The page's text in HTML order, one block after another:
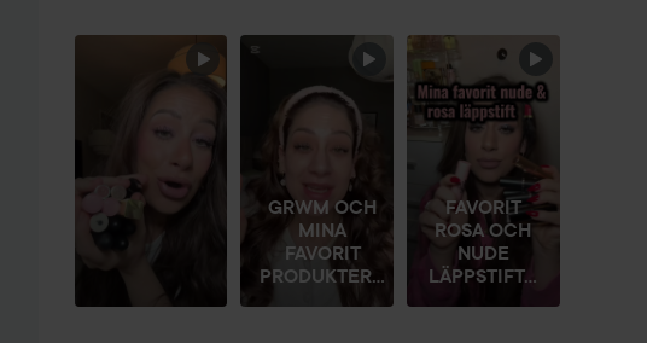
HOPPA ÖVER SEKTIONEN
GRWM OCH
MINA
FAVORIT
PRODUKTER...
FAVORIT
ROSA OCH
NUDE
LÄPPSTIFT...